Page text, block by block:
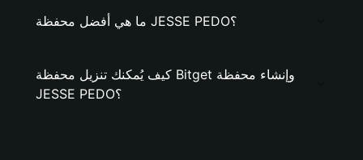
ما هي أفضل محفظة JESSE PEDO؟
كيف يُمكنك تنزيل محفظة Bitget وإنشاء محفظة
JESSE PEDO؟